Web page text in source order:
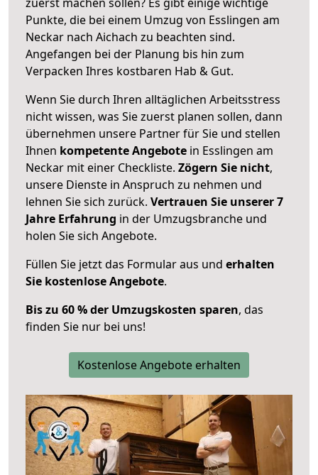
Punkte, die bei einem Umzug von Esslingen am
Neckar nach Aichach zu beachten sind.
Angefangen bei der Planung bis hin zum
Verpacken Ihres kostbaren Hab & Gut.
Wenn Sie durch Ihren alltäglichen Arbeitsstress
nicht wissen, was Sie zuerst planen sollen, dann
übernehmen unsere Partner für Sie und stellen
Ihnen kompetente Angebote in Esslingen am
Neckar mit einer Checkliste. Zögern Sie nicht,
unsere Dienste in Anspruch zu nehmen und
lehnen Sie sich zurück. Vertrauen Sie unserer 7
Jahre Erfahrung in der Umzugsbranche und
holen Sie sich Angebote.
Füllen Sie jetzt das Formular aus und erhalten
Sie kostenlose Angebote.
Bis zu 60 % der Umzugskosten sparen, das
finden Sie nur bei uns!
Kostenlose Angebote erhalten